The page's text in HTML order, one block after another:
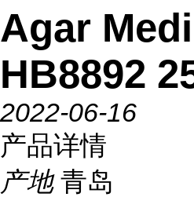
Agar
HB8892
2022-06-16
产品详情
产地 青岛